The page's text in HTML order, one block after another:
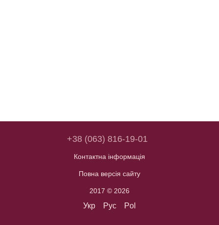
+38 (063) 816-19-01
Контактна інформація
Повна версія сайту
2017 © 2026
Укр Рус Pol